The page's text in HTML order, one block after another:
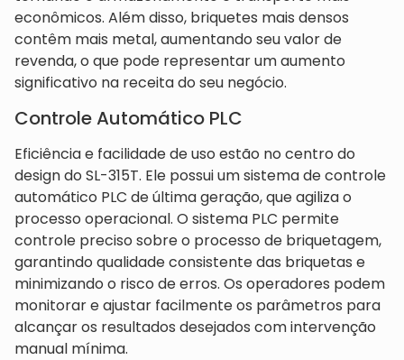
econômicos. Além disso, briquetes mais densos
contêm mais metal, aumentando seu valor de
revenda, o que pode representar um aumento
significativo na receita do seu negócio.
Controle Automático PLC
Eficiência e facilidade de uso estão no centro do
design do SL-315T. Ele possui um sistema de controle
automático PLC de última geração, que agiliza o
processo operacional. O sistema PLC permite
controle preciso sobre o processo de briquetagem,
garantindo qualidade consistente das briquetas e
minimizando o risco de erros. Os operadores podem
monitorar e ajustar facilmente os parâmetros para
alcançar os resultados desejados com intervenção
manual mínima.